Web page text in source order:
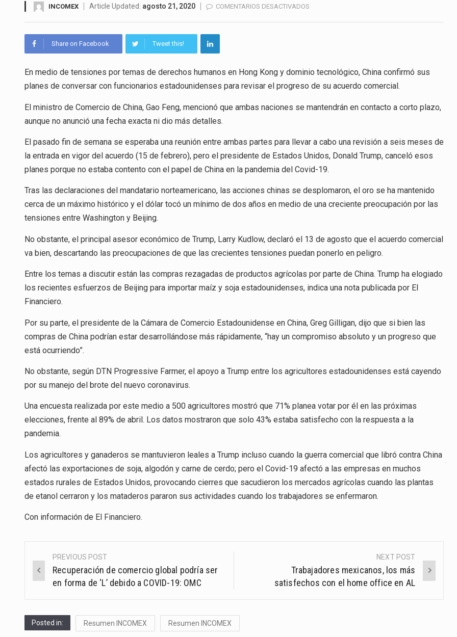
El Gobierno de Estados Unidos ha procesado la devolución de aproximadamente 100,000
La Cámara Minera de México (Camimex) proyecta una inversión total de 6,402.2 millones de
El secretario de Economía de México, Marcelo Ebrard Casaubon, sostuvo una reunión de trabajo
El gobierno federal creó mediante decreto la Oficina Presidencial para la Promoción de
INCOMEX Article Updated: agosto 21, 2020 COMENTARIOS DESACTIVADOS
NEGOCIACIÓN
COMERCIAL
Share on Facebook Tweet this!
En medio de tensiones por temas de derechos humanos en Hong Kong y dominio tecnológico, China confirmó sus
planes de conversar con funcionarios estadounidenses para revisar el progreso de su acuerdo comercial.
El ministro de Comercio de China, Gao Feng, mencionó que ambas naciones se mantendrán en contacto a corto plazo,
aunque no anunció una fecha exacta ni dio más detalles.
El pasado fin de semana se esperaba una reunión entre ambas partes para llevar a cabo una revisión a seis meses de
la entrada en vigor del acuerdo (15 de febrero), pero el presidente de Estados Unidos, Donald Trump, canceló esos
planes porque no estaba contento con el papel de China en la pandemia del Covid-19.
Tras las declaraciones del mandatario norteamericano, las acciones chinas se desplomaron, el oro se ha mantenido
cerca de un máximo histórico y el dólar tocó un mínimo de dos años en medio de una creciente preocupación por las
tensiones entre Washington y Beijing.
No obstante, el principal asesor económico de Trump, Larry Kudlow, declaró el 13 de agosto que el acuerdo comercial
va bien, descartando las preocupaciones de que las crecientes tensiones puedan ponerlo en peligro.
Entre los temas a discutir están las compras rezagadas de productos agrícolas por parte de China. Trump ha elogiado
los recientes esfuerzos de Beijing para importar maíz y soja estadounidenses, indica una nota publicada por El
Financiero.
Por su parte, el presidente de la Cámara de Comercio Estadounidense en China, Greg Gilligan, dijo que si bien las
compras de China podrían estar desarrollándose más rápidamente, “hay un compromiso absoluto y un progreso que
está ocurriendo”.
No obstante, según DTN Progressive Farmer, el apoyo a Trump entre los agricultores estadounidenses está cayendo
por su manejo del brote del nuevo coronavirus.
Una encuesta realizada por este medio a 500 agricultores mostró que 71% planea votar por él en las próximas
elecciones, frente al 89% de abril. Los datos mostraron que solo 43% estaba satisfecho con la respuesta a la
pandemia.
Los agricultores y ganaderos se mantuvieron leales a Trump incluso cuando la guerra comercial que libró contra China
afectó las exportaciones de soja, algodón y carne de cerdo; pero el Covid-19 afectó a las empresas en muchos
estados rurales de Estados Unidos, provocando cierres que sacudieron los mercados agrícolas cuando las plantas
de etanol cerraron y los mataderos pararon sus actividades cuando los trabajadores se enfermaron.
Con información de El Financiero.
Post
navigation
PREVIOUS POST
Recuperación de comercio global podría ser
en forma de ‘L’ debido a COVID-19: OMC
NEXT POST
Trabajadores mexicanos, los más
satisfechos con el home office en AL
Posted in: Resumen INCOMEX Resumen INCOMEX